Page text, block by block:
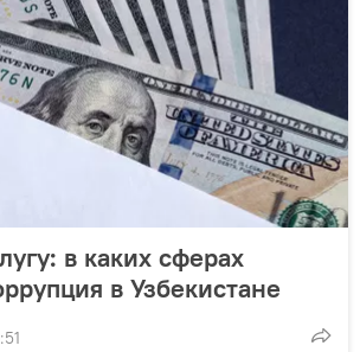
в каких сферах
в Узбекистане